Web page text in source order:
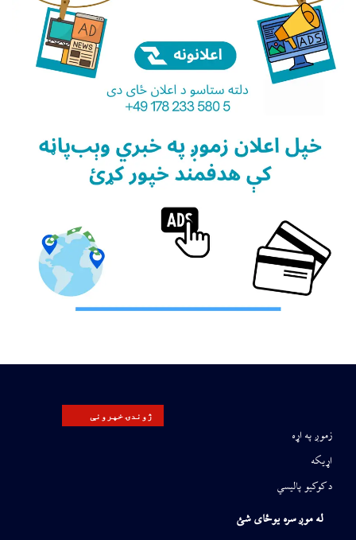
ژوندۍ خپرونې
زموږ په اړه
اړیکه
د کوکیو پالیسي
له موږ سره یوځای شئ